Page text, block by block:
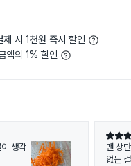
시 1천원 즉시 할인
액의 1% 할인
생각
별점 5
맨 상
없는